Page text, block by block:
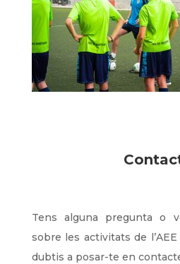
Tens alguna pregunta o
sobre les activitats de
dubtis a posar-te en